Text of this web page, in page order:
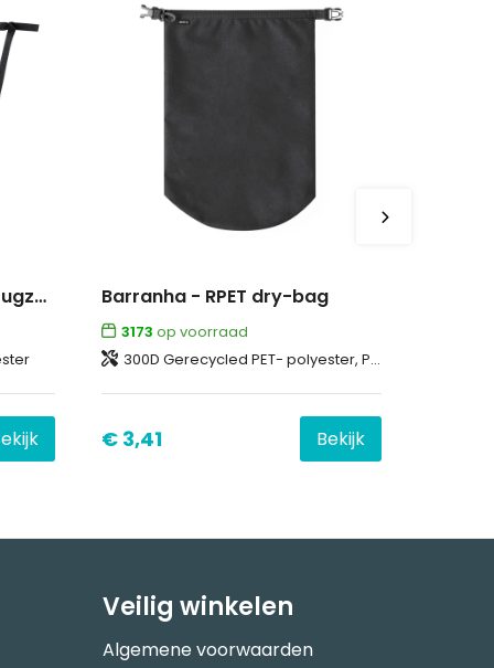
Moreiro - RPET dry bag-rugzak Barranha - RPET dry-bag
3173 op voorraad
300D Gerecycled PET- polyester, Plastic
€ 3,41 Bekijk
Veilig winkelen
Algemene voorwaarden